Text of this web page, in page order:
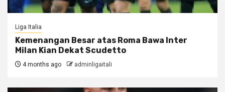
Liga Italia
Kemenangan Besar atas Roma Bawa Inter
Milan Kian Dekat Scudetto
4 months ago adminligaitali